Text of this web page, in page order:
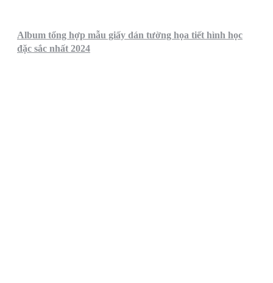
Album tổng hợp mẫu giấy dán tường họa tiết hình học
đặc sắc nhất 2024